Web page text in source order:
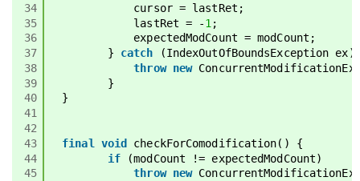
34
35
36
37
38
39
40
41
42
43
44
45
cursor = lastRet;
lastRet = -1 ;
expectedModCount = modCount;
} catch
(IndexOutOfBoundsException
throw new
}
}
final void
checkForComodification() {
if
(modCount != expectedModCount)
throw new